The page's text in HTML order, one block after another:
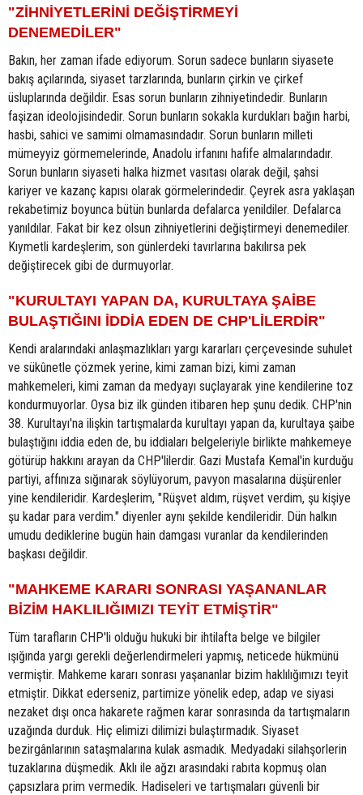
"ZİHNİYETLERİNİ DEĞİŞTİRMEYİ
DENEMEDİLER"
Bakın, her zaman ifade ediyorum. Sorun sadece bunların siyasete
bakış açılarında, siyaset tarzlarında, bunların çirkin ve çirkef
üsluplarında değildir. Esas sorun bunların zihniyetindedir. Bunların
faşizan ideolojisindedir. Sorun bunların sokakla kurdukları bağın harbi,
hasbi, sahici ve samimi olmamasındadır. Sorun bunların milleti
mümeyyiz görmemelerinde, Anadolu irfanını hafife almalarındadır.
Sorun bunların siyaseti halka hizmet vasıtası olarak değil, şahsi
kariyer ve kazanç kapısı olarak görmelerindedir. Çeyrek asra yaklaşan
rekabetimiz boyunca bütün bunlarda defalarca yenildiler. Defalarca
yanıldılar. Fakat bir kez olsun zihniyetlerini değiştirmeyi denemediler.
Kıymetli kardeşlerim, son günlerdeki tavırlarına bakılırsa pek
değiştirecek gibi de durmuyorlar.
"KURULTAYI YAPAN DA, KURULTAYA ŞAİBE
BULAŞTIĞINI İDDİA EDEN DE CHP'LİLERDİR"
Kendi aralarındaki anlaşmazlıkları yargı kararları çerçevesinde suhulet
ve sükûnetle çözmek yerine, kimi zaman bizi, kimi zaman
mahkemeleri, kimi zaman da medyayı suçlayarak yine kendilerine toz
kondurmuyorlar. Oysa biz ilk günden itibaren hep şunu dedik. CHP'nin
38. Kurultayı'na ilişkin tartışmalarda kurultayı yapan da, kurultaya şaibe
bulaştığını iddia eden de, bu iddiaları belgeleriyle birlikte mahkemeye
götürüp hakkını arayan da CHP'lilerdir. Gazi Mustafa Kemal'in kurduğu
partiyi, affınıza sığınarak söylüyorum, pavyon masalarına düşürenler
yine kendileridir. Kardeşlerim, "Rüşvet aldım, rüşvet verdim, şu kişiye
şu kadar para verdim." diyenler aynı şekilde kendileridir. Dün halkın
umudu dediklerine bugün hain damgası vuranlar da kendilerinden
başkası değildir.
"MAHKEME KARARI SONRASI YAŞANANLAR
BİZİM HAKLILIĞIMIZI TEYİT ETMİŞTİR"
Tüm tarafların CHP'li olduğu hukuki bir ihtilafta belge ve bilgiler
ışığında yargı gerekli değerlendirmeleri yapmış, neticede hükmünü
vermiştir. Mahkeme kararı sonrası yaşananlar bizim haklılığımızı teyit
etmiştir. Dikkat ederseniz, partimize yönelik edep, adap ve siyasi
nezaket dışı onca hakarete rağmen karar sonrasında da tartışmaların
uzağında durduk. Hiç elimizi dilimizi bulaştırmadık. Siyaset
bezirgânlarının sataşmalarına kulak asmadık. Medyadaki silahşorlerin
tuzaklarına düşmedik. Aklı ile ağzı arasındaki rabıta kopmuş olan
çapsızlara prim vermedik. Hadiseleri ve tartışmaları güvenli bir